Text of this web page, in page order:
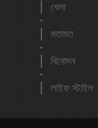
খেলা
মতামত
বিনোদন
লাইফ স্টাইল